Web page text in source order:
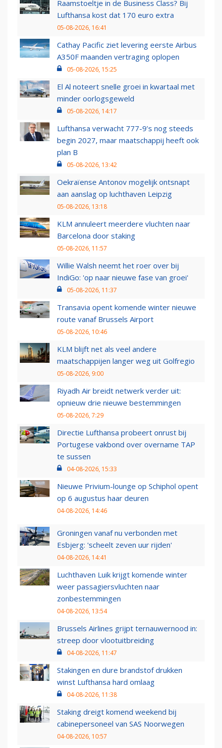
Raamstoeltje in de Business Class? Bij
Lufthansa kost dat 170 euro extra
05-08-2026, 16:41
Cathay Pacific ziet levering eerste Airbus
A350F maanden vertraging oplopen
05-08-2026, 15:25
El Al noteert snelle groei in kwartaal met
minder oorlogsgeweld
05-08-2026, 14:17
Lufthansa verwacht 777-9’s nog steeds
begin 2027, maar maatschappij heeft ook
plan B
05-08-2026, 13:42
Oekraïense Antonov mogelijk ontsnapt
aan aanslag op luchthaven Leipzig
05-08-2026, 13:18
KLM annuleert meerdere vluchten naar
Barcelona door staking
05-08-2026, 11:57
Willie Walsh neemt het roer over bij
IndiGo: 'op naar nieuwe fase van groei'
05-08-2026, 11:37
Transavia opent komende winter nieuwe
route vanaf Brussels Airport
05-08-2026, 10:46
KLM blijft net als veel andere
maatschappijen langer weg uit Golfregio
05-08-2026, 9:00
Riyadh Air breidt netwerk verder uit:
opnieuw drie nieuwe bestemmingen
05-08-2026, 7:29
Directie Lufthansa probeert onrust bij
Portugese vakbond over overname TAP
te sussen
04-08-2026, 15:33
Nieuwe Privium-lounge op Schiphol opent
op 6 augustus haar deuren
04-08-2026, 14:46
Groningen vanaf nu verbonden met
Esbjerg: 'scheelt zeven uur rijden'
04-08-2026, 14:41
Luchthaven Luik krijgt komende winter
weer passagiersvluchten naar
zonbestemmingen
04-08-2026, 13:54
Brussels Airlines grijpt ternauwernood in:
streep door vlootuitbreiding
04-08-2026, 11:47
Stakingen en dure brandstof drukken
winst Lufthansa hard omlaag
04-08-2026, 11:38
Staking dreigt komend weekend bij
cabinepersoneel van SAS Noorwegen
04-08-2026, 10:57